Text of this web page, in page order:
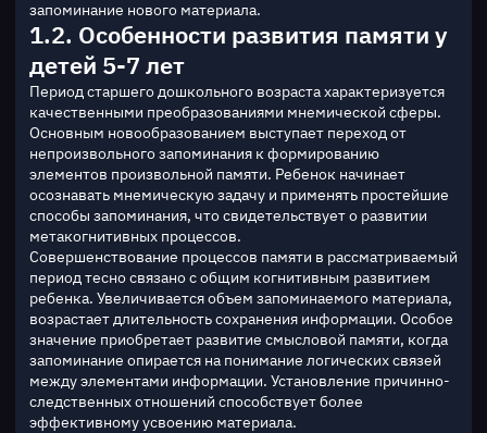
запоминание нового материала.
1.2. Особенности развития памяти у
детей 5-7 лет
Период старшего дошкольного возраста характеризуется
качественными преобразованиями мнемической сферы.
Основным новообразованием выступает переход от
непроизвольного запоминания к формированию
элементов произвольной памяти. Ребенок начинает
осознавать мнемическую задачу и применять простейшие
способы запоминания, что свидетельствует о развитии
метакогнитивных процессов.
Совершенствование процессов памяти в рассматриваемый
период тесно связано с общим когнитивным развитием
ребенка. Увеличивается объем запоминаемого материала,
возрастает длительность сохранения информации. Особое
значение приобретает развитие смысловой памяти, когда
запоминание опирается на понимание логических связей
между элементами информации. Установление причинно-
следственных отношений способствует более
эффективному усвоению материала.